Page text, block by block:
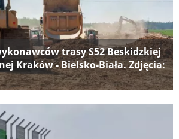
trasy S52 Beskidzkiej
Kraków - Bielsko-Biała. Zdjęcia: